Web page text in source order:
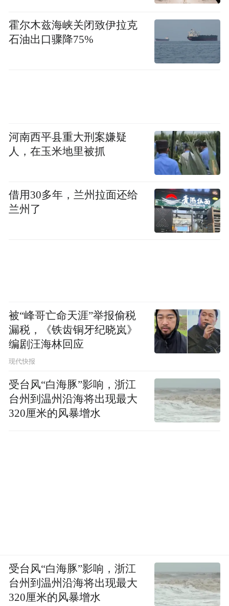
霍尔木兹海峡关闭致伊拉克
石油出口骤降75%
河南西平县重大刑案嫌疑
人，在玉米地里被抓
借用30多年，兰州拉面还给
兰州了
被“峰哥亡命天涯”举报偷税
漏税，《铁齿铜牙纪晓岚》
编剧汪海林回应
现代快报
受台风“白海豚”影响，浙江
台州到温州沿海将出现最大
320厘米的风暴增水
受台风“白海豚”影响，浙江
台州到温州沿海将出现最大
320厘米的风暴增水